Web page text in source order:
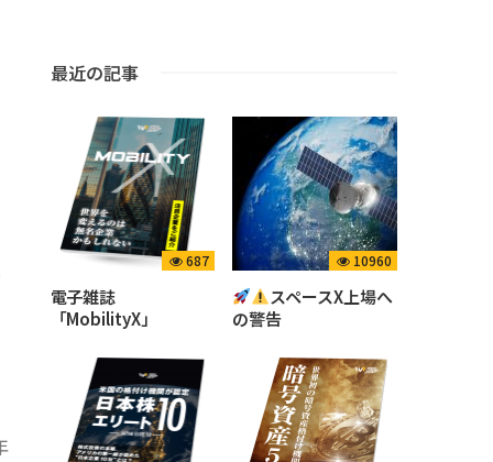
最近の記事
687
電子雑誌
「MobilityX」
10960
スペースX上場へ
の警告